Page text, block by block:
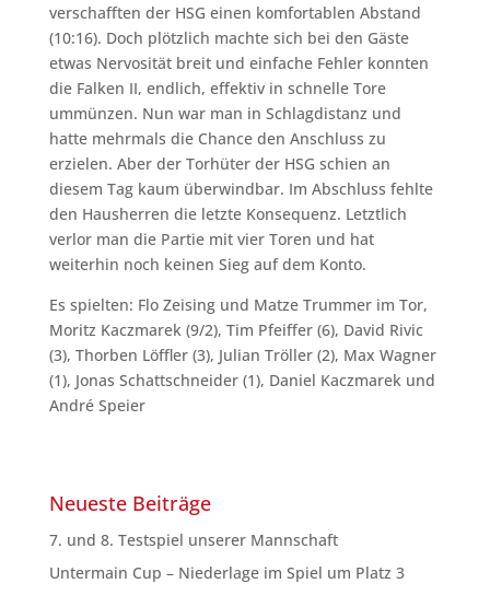
verschafften der HSG einen komfortablen Abstand
(10:16). Doch plötzlich machte sich bei den Gäste
etwas Nervosität breit und einfache Fehler konnten
die Falken II, endlich, effektiv in schnelle Tore
ummünzen. Nun war man in Schlagdistanz und
hatte mehrmals die Chance den Anschluss zu
erzielen. Aber der Torhüter der HSG schien an
diesem Tag kaum überwindbar. Im Abschluss fehlte
den Hausherren die letzte Konsequenz. Letztlich
verlor man die Partie mit vier Toren und hat
weiterhin noch keinen Sieg auf dem Konto.
Es spielten: Flo Zeising und Matze Trummer im Tor,
Moritz Kaczmarek (9/2), Tim Pfeiffer (6), David Rivic
(3), Thorben Löffler (3), Julian Tröller (2), Max Wagner
(1), Jonas Schattschneider (1), Daniel Kaczmarek und
André Speier
Neueste Beiträge
7. und 8. Testspiel unserer Mannschaft
Untermain Cup – Niederlage im Spiel um Platz 3